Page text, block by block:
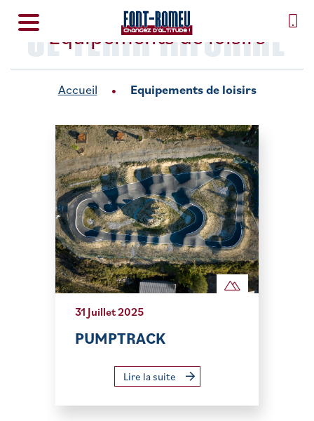
SE TENIR INFORMÉ
Equipements de loisirs
Accueil Equipements de loisirs
31 Juillet 2025
PUMPTRACK
Lire la suite